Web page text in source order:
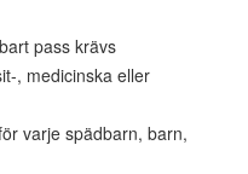
pass krävs
, medicinska eller
varje spädbarn, barn,